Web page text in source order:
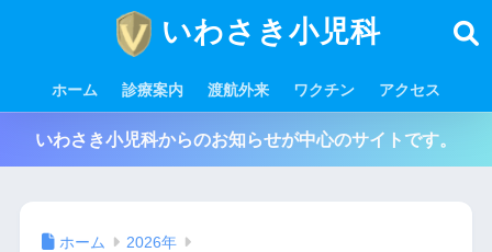
いわさき小児科
ホーム 診療案内 渡航外来 ワクチン アクセス
いわさき小児科からのお知らせが中心のサイトです。
ホーム 2026年